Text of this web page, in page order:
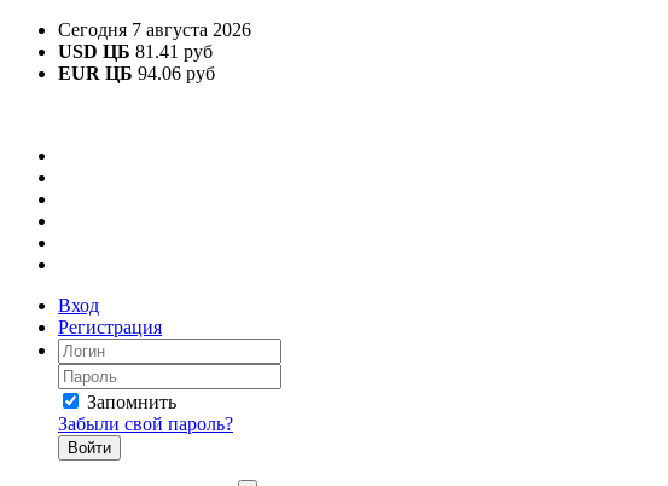
Сегодня 7 августа 2026
USD ЦБ 81.41 руб
EUR ЦБ 94.06 руб
Вход
Регистрация
Запомнить
Забыли свой пароль?